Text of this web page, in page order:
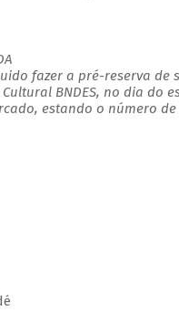
fazer a pré-reserva
BNDES, no dia do
estando o número